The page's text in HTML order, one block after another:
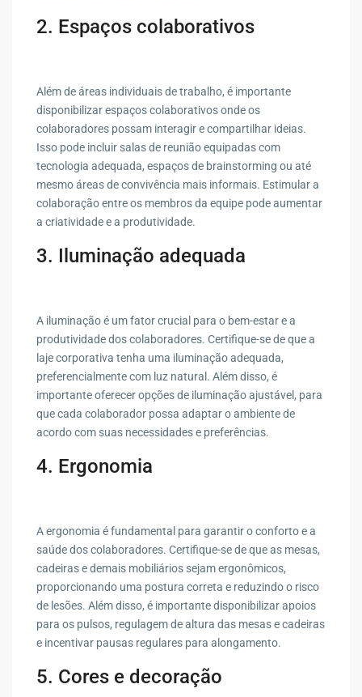
2. Espaços colaborativos
Além de áreas individuais de trabalho, é importante
disponibilizar espaços colaborativos onde os
colaboradores possam interagir e compartilhar ideias.
Isso pode incluir salas de reunião equipadas com
tecnologia adequada, espaços de brainstorming ou até
mesmo áreas de convivência mais informais. Estimular a
colaboração entre os membros da equipe pode aumentar
a criatividade e a produtividade.
3. Iluminação adequada
A iluminação é um fator crucial para o bem-estar e a
produtividade dos colaboradores. Certifique-se de que a
laje corporativa tenha uma iluminação adequada,
preferencialmente com luz natural. Além disso, é
importante oferecer opções de iluminação ajustável, para
que cada colaborador possa adaptar o ambiente de
acordo com suas necessidades e preferências.
4. Ergonomia
A ergonomia é fundamental para garantir o conforto e a
saúde dos colaboradores. Certifique-se de que as mesas,
cadeiras e demais mobiliários sejam ergonômicos,
proporcionando uma postura correta e reduzindo o risco
de lesões. Além disso, é importante disponibilizar apoios
para os pulsos, regulagem de altura das mesas e cadeiras
e incentivar pausas regulares para alongamento.
5. Cores e decoração